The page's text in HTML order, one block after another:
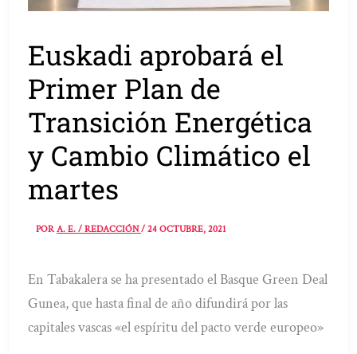
Euskadi aprobará el
Primer Plan de
Transición Energética
y Cambio Climático el
martes
PORA. E. / REDACCIÓN/24 OCTUBRE, 2021
En Tabakalera se ha presentado el Basque Green Deal
Gunea, que hasta final de año difundirá por las
capitales vascas «el espíritu del pacto verde europeo»